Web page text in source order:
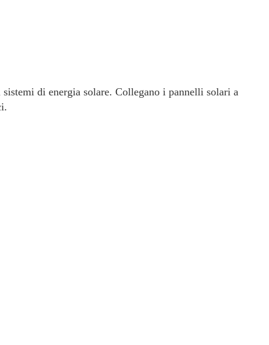
di energia solare. Collegano i pannelli solari a